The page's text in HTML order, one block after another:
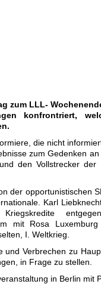
zum LLL-
konfrontriert,
die nicht
zum Gedenken
den Vollstrecker der
der opportunistischen
Karl
mit Rosa
I. Weltkrieg.
Verbrechen zu
in Frage zu stellen.
in Berlin mit